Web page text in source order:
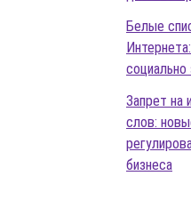
Белые
Запрет на
слов:
бизнеса